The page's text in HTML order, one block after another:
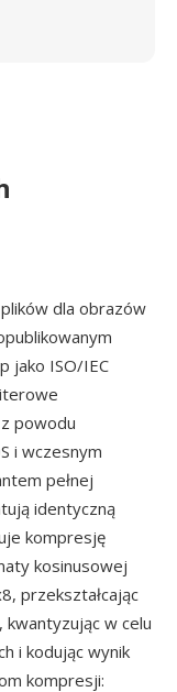
dla obrazów
jako ISO/IEC
powodu
i wczesnym
pełnej
identyczną
kompresję
kosinusowej
przekształcając
kwantyzując w celu
i kodując wynik
kompresji: